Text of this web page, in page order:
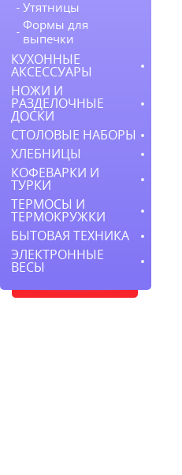
Утятницы
Формы для
выпечки
КУХОННЫЕ
АКСЕССУАРЫ
НОЖИ И
РАЗДЕЛОЧНЫЕ
ДОСКИ
СТОЛОВЫЕ НАБОРЫ
ХЛЕБНИЦЫ
КОФЕВАРКИ И
ТУРКИ
ТЕРМОСЫ И
ТЕРМОКРУЖКИ
БЫТОВАЯ ТЕХНИКА
ЭЛЕКТРОННЫЕ
ВЕСЫ